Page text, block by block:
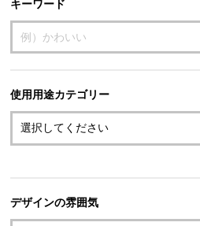
キーワード
使用用途カテゴリー
デザインの雰囲気